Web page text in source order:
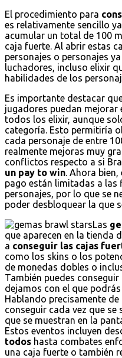
El procedimiento para
es relativamente sencillo
acumular un total de 100
caja fuerte. Al abrir estas
personajes o personajes
luchadores, incluso elixir
habilidades de los
Es importante destacar
jugadores puedan mejorar
todos los elixir, aunque
categoría. Esto permitiría
cada personaje de entre
realmente mejoras muy
conflictos respecto a si
un pay to win . Ahora
pago están limitadas a las
personajes, por lo que se
poder desbloquear la que
Las
que aparecen en la tienda
a conseguir las cajas
como los skins o los
de monedas dobles o
También puedes
dejamos con el que
Hablando precisamente
conseguir cada vez que
que se muestran en la
Estos eventos incluyen
todos hasta combates
una caja fuerte o también